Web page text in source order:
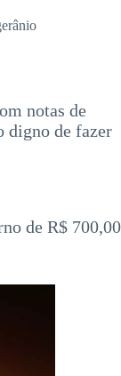
notas de
digno de fazer
de R$ 700,00